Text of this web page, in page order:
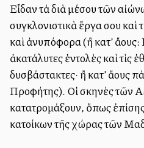
Εἶδαν τὰ διὰ μέσου τῶν
συγκλονιστικὰ ἔργα σου
καὶ ἀνυπόφορα (ἢ κατ’ ἄλλους:
ἀκατάλυτες ἐντολὲς καὶ τὶς
δυσβάστακτες· ἢ κατ’ ἄλλους
Προφήτης). Οἱ σκηνὲς τῶν
κατατρομάξουν, ὅπως
κατοίκων τῆς χώρας τῶν